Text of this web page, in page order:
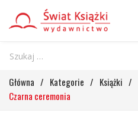
Główna / Kategorie / Książki /
Czarna ceremonia